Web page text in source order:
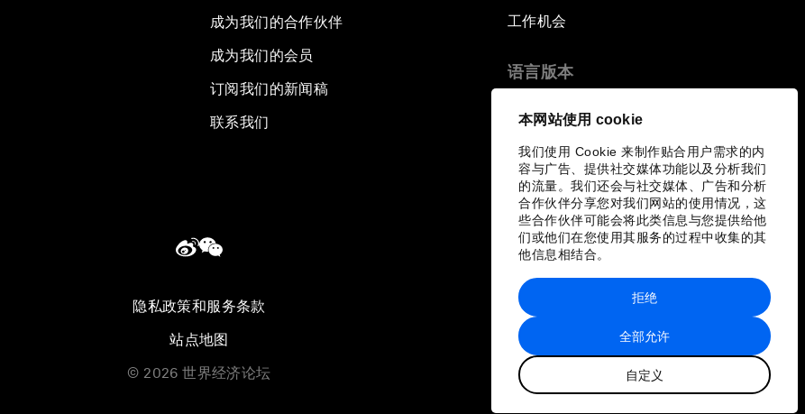
本网站使用 cookie
我们使用 Cookie 来制作贴合用户需求的内
容与广告、提供社交媒体功能以及分析我们
的流量。我们还会与社交媒体、广告和分析
合作伙伴分享您对我们网站的使用情况，这
些合作伙伴可能会将此类信息与您提供给他
们或他们在您使用其服务的过程中收集的其
他信息相结合。
全部允许
自定义
拒绝
成为我们的合作伙伴
成为我们的会员
订阅我们的新闻稿
联系我们
工作机会
语言版本
隐私政策和服务条款
站点地图
© 2026 世界经济论坛